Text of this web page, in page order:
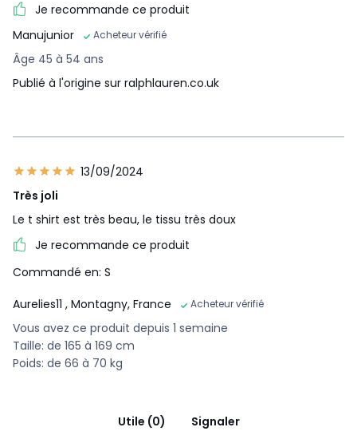
Je recommande ce produit
Manujunior
Acheteur vérifié
Âge 45 à 54 ans
Publié à l'origine sur ralphlauren.co.uk
13/09/2024
Très joli
Le t shirt est très beau, le tissu très doux
Je recommande ce produit
Commandé en: S
Aurelies11 , Montagny, France Acheteur vérifié
Vous avez ce produit depuis 1 semaine
Taille: de 165 à 169 cm
Poids: de 66 à 70 kg
Utile (0)
Signaler